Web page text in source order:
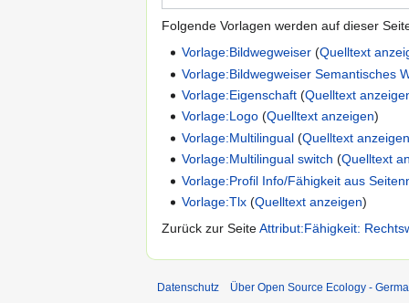
Folgende Vorlagen werden auf dieser
Vorlage:Bildwegweiser (Quelltext
Vorlage:Bildwegweiser Semantisches
Vorlage:Eigenschaft (Quelltext
Vorlage:Logo (Quelltext anzeigen)
Vorlage:Multilingual (Quelltext
Vorlage:Multilingual switch (Quelltext
Vorlage:Profil Info/Fähigkeit aus
Vorlage:Tlx (Quelltext anzeigen)
Zurück zur SeiteAttribut:Fähigkeit:
Datenschutz Über Open Source Ecology -